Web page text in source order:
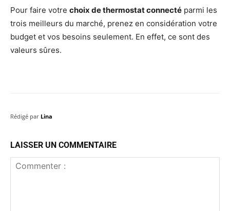
Pour faire votre choix de thermostat connecté parmi les
trois meilleurs du marché, prenez en considération votre
budget et vos besoins seulement. En effet, ce sont des
valeurs sûres.
Rédigé par Lina
LAISSER UN COMMENTAIRE